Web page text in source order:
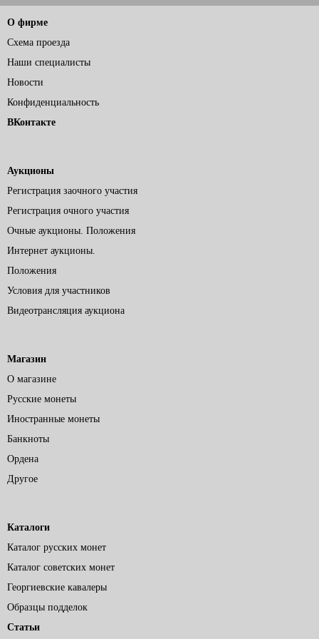
О фирме
Схема проезда
Наши специалисты
Новости
Конфиденциальность
ВКонтакте
Аукционы
Регистрация заочного участия
Регистрация очного участия
Очные аукционы. Положения
Интернет аукционы.
Положения
Условия для участников
Видеотрансляция аукциона
Магазин
О магазине
Русские монеты
Иностранные монеты
Банкноты
Ордена
Другое
Каталоги
Каталог русских монет
Каталог советских монет
Георгиевские кавалеры
Образцы подделок
Статьи